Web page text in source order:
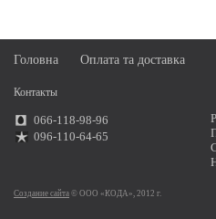
Головна Оплата та доставка
Создание сайта © ООО «КОДА», 2012 г.
Контакты
066-118-98-96
096-110-64-65